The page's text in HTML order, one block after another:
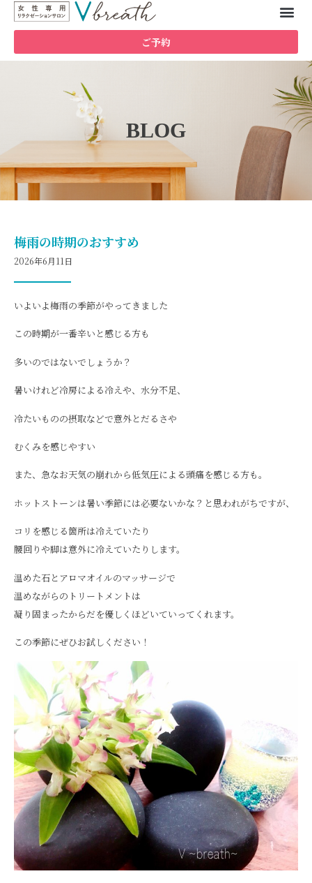
ご予約
BLOG
梅雨の時期のおすすめ
2026年6月11日
いよいよ梅雨の季節がやってきました
この時期が一番辛いと感じる方も
多いのではないでしょうか？
暑いけれど冷房による冷えや、水分不足、
冷たいものの摂取などで意外とだるさや
むくみを感じやすい
また、急なお天気の崩れから低気圧による頭痛を感じる方も。
ホットストーンは暑い季節には必要ないかな？と思われがちですが、
コリを感じる箇所は冷えていたり
腰回りや脚は意外に冷えていたりします。
温めた石とアロマオイルのマッサージで
温めながらのトリートメントは
凝り固まったからだを優しくほどいていってくれます。
この季節にぜひお試しください！